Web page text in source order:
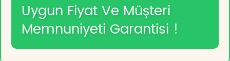
Uygun Fiyat Ve Müşteri
Memnuniyeti Garantisi !